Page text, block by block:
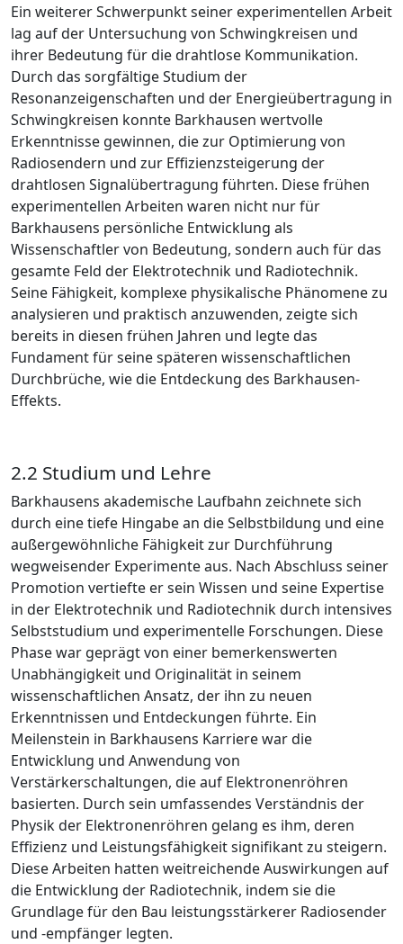
Ein weiterer Schwerpunkt seiner experimentellen Arbeit
lag auf der Untersuchung von Schwingkreisen und
ihrer Bedeutung für die drahtlose Kommunikation.
Durch das sorgfältige Studium der
Resonanzeigenschaften und der Energieübertragung in
Schwingkreisen konnte Barkhausen wertvolle
Erkenntnisse gewinnen, die zur Optimierung von
Radiosendern und zur Effizienzsteigerung der
drahtlosen Signalübertragung führten. Diese frühen
experimentellen Arbeiten waren nicht nur für
Barkhausens persönliche Entwicklung als
Wissenschaftler von Bedeutung, sondern auch für das
gesamte Feld der Elektrotechnik und Radiotechnik.
Seine Fähigkeit, komplexe physikalische Phänomene zu
analysieren und praktisch anzuwenden, zeigte sich
bereits in diesen frühen Jahren und legte das
Fundament für seine späteren wissenschaftlichen
Durchbrüche, wie die Entdeckung des Barkhausen-
Effekts.
2.2 Studium und Lehre
Barkhausens akademische Laufbahn zeichnete sich
durch eine tiefe Hingabe an die Selbstbildung und eine
außergewöhnliche Fähigkeit zur Durchführung
wegweisender Experimente aus. Nach Abschluss seiner
Promotion vertiefte er sein Wissen und seine Expertise
in der Elektrotechnik und Radiotechnik durch intensives
Selbststudium und experimentelle Forschungen. Diese
Phase war geprägt von einer bemerkenswerten
Unabhängigkeit und Originalität in seinem
wissenschaftlichen Ansatz, der ihn zu neuen
Erkenntnissen und Entdeckungen führte. Ein
Meilenstein in Barkhausens Karriere war die
Entwicklung und Anwendung von
Verstärkerschaltungen, die auf Elektronenröhren
basierten. Durch sein umfassendes Verständnis der
Physik der Elektronenröhren gelang es ihm, deren
Effizienz und Leistungsfähigkeit signifikant zu steigern.
Diese Arbeiten hatten weitreichende Auswirkungen auf
die Entwicklung der Radiotechnik, indem sie die
Grundlage für den Bau leistungsstärkerer Radiosender
und -empfänger legten.